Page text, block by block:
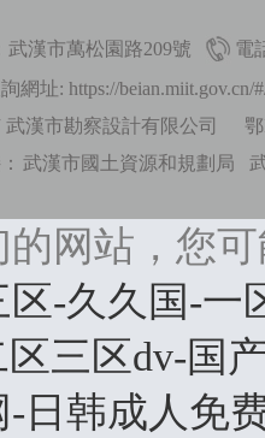
武漢市萬松園路209號
電
網址: https://beian.miit.gov.cn/
武漢市勘察設計有限公司
武漢市國土資源和規劃局
网站，您
-久久国-一
三区dv-国
日韩成人免